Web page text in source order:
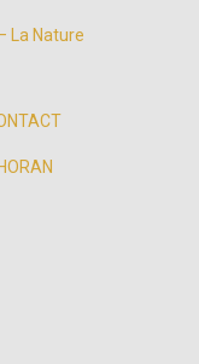
La Nature